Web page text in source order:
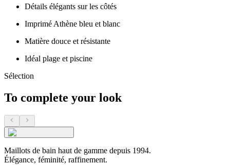
Détails élégants sur les côtés
Imprimé Athène bleu et blanc
Matière douce et résistante
Idéal plage et piscine
Sélection
To complete your look
Maillots de bain haut de gamme depuis 1994.
Élégance, féminité, raffinement.